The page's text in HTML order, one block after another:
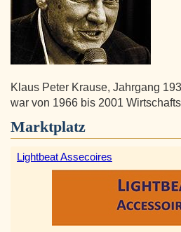
Klaus Peter Krause, Jahrgang
war von 1966 bis 2001
Marktplatz
Lightbeat Assecoires